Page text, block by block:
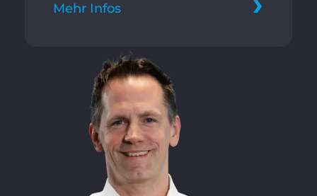
Mehr Infos